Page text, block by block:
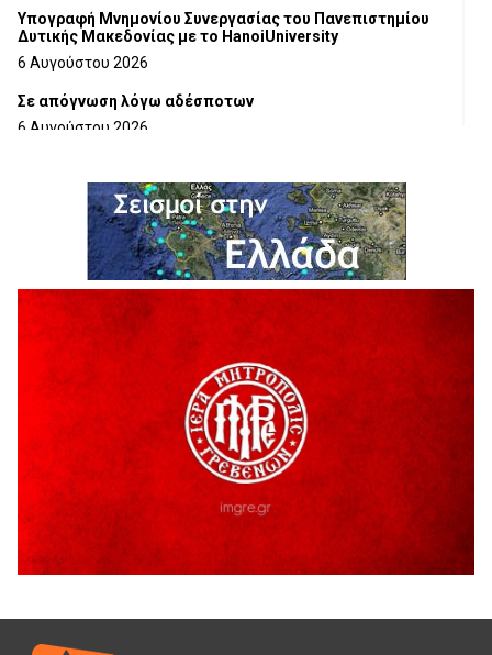
Υπογραφή Μνημονίου Συνεργασίας του Πανεπιστημίου
Δυτικής Μακεδονίας με το HanoiUniversity
6 Αυγούστου 2026
Σε απόγνωση λόγω αδέσποτων
6 Αυγούστου 2026
6 Αυγούστου 2026
Ολοκληρώνεται η ασφαλτόστρωση της οδού Περιβόλι –
6 Αυγούστου 2026
H παραδοχή λαθών είναι (και) δύναμη
5 Αυγούστου 2026
Ο ΑΝΔΡΕΑΣ ΑΣΛΑΝΙΔΗΣ ΣΥΝΕΧΙΖΕΙ ΣΤΟΝ ΠΡΩΤΕΑ
ΓΡΕΒΕΝΩΝ
5 Αυγούστου 2026
Ευχαριστήριο Εκπολιτιστικού Συλλόγου Ταξιάρχη προς κ.
Παρασχάκη Αθανάσιο
5 Αυγούστου 2026
Διακοπή υδροδότησης του Α΄ κλάδου ύδρευσης
5 Αυγούστου 2026